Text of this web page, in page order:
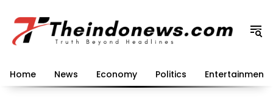
konten
Home News Economy Politics Entertainment